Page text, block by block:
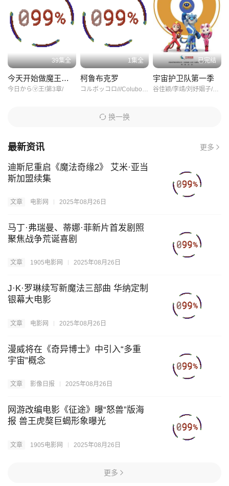
42
45
46 47 48
49 50 51
53
55
58 60
61
64 65 66
67 68
70
队合作以及面对困难时的态度等深刻话题。这些主题不仅贴近孩子
们的生活实际，也引发了家长们对于孩子成长教育的深思。
最让人印象深刻的是影片中的热门歌曲《我是奶龙》。这首歌曲旋
律简单易记，歌词朗朗上口，很快就成为了孩子们口中的“神曲”。每
当音乐响起，孩子们都会不由自主地跟着哼唱起来，甚至模仿起动
画中的舞蹈动作。这种互动不仅增进了亲子关系，也让《我是奶
39集全
今天开始做魔王第三季
今日から㋮王!第3章/
1集全
柯鲁布克罗
已完结
宇宙护卫队第一季
谷佳颖/李靖/刘妤姻子/石班瑜/郭政建/吉吉/张璐/李金燕/李晗/姚雷/张碧玉/张予佟/彭尧/滕奎兴/李世荣/谢雅欣/陈冠豪/陈明轩/姜晨婕/李笑笑/王世旸/周娟/庄洁/何煌/玉华龙/李姬贤/
换一换
最新资讯 更多
迪斯尼重启《魔法奇缘2》 艾米·亚当
斯加盟续集
文章 电影网 2025年08月26日
马丁·弗瑞曼、蒂娜·菲新片首发剧照
聚焦战争荒诞喜剧
文章 1905电影网 2025年08月26日
J·K·罗琳续写新魔法三部曲 华纳定制
银幕大电影
文章 电影网 2025年08月26日
漫威将在《奇异博士》中引入“多重
宇宙”概念
文章 影像日报 2025年08月26日
网游改编电影《征途》曝“怒兽”版海
报 兽王虎獒巨蝎形象曝光
文章 1905电影网 2025年08月26日
更多